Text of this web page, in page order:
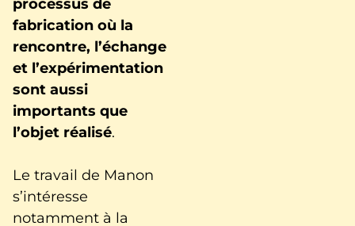
processus de
fabrication où la
rencontre, l’échange
et l’expérimentation
sont aussi
importants que
l’objet réalisé.
Le travail de Manon
s’intéresse
notamment à la